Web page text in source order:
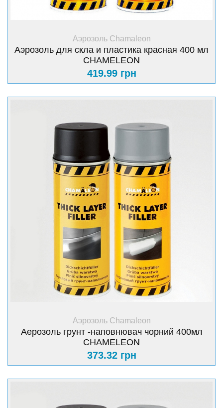
+ Купить
Аэрозоль Chamaleon
Аэрозоль для скла и пластика красная 400 мл
CHAMELEON
419.99 грн
+ Купить
Аэрозоль Chamaleon
Аерозоль грунт -наповнювач чорний 400мл
CHAMELEON
373.32 грн